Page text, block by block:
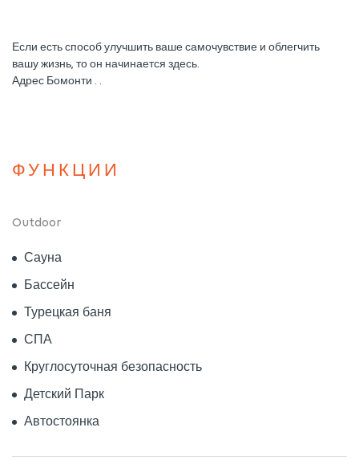
Если есть способ улучшить ваше самочувствие и облегчить
вашу жизнь, то он начинается здесь.
Адрес Бомонти . .
ФУНКЦИИ
Outdoor
Сауна
Бассейн
Турецкая баня
СПА
Круглосуточная безопасность
Детский Парк
Автостоянка